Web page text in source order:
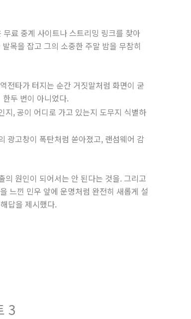
료 중계 사이트나 스트리밍 링크를 찾아
목을 잡고 그의 소중한 주말 밤을 무참히
전타가 터지는 순간 거짓말처럼 화면이 굳
두 번이 아니었다.
지, 공이 어디로 가고 있는지 도무지 식별하
광고창이 폭탄처럼 쏟아졌고, 랜섬웨어 감
의 원인이 되어서는 안 된다는 것을. 그리고
느낀 민우 앞에 운명처럼 완전히 새롭게 설
답을 제시했다.
3